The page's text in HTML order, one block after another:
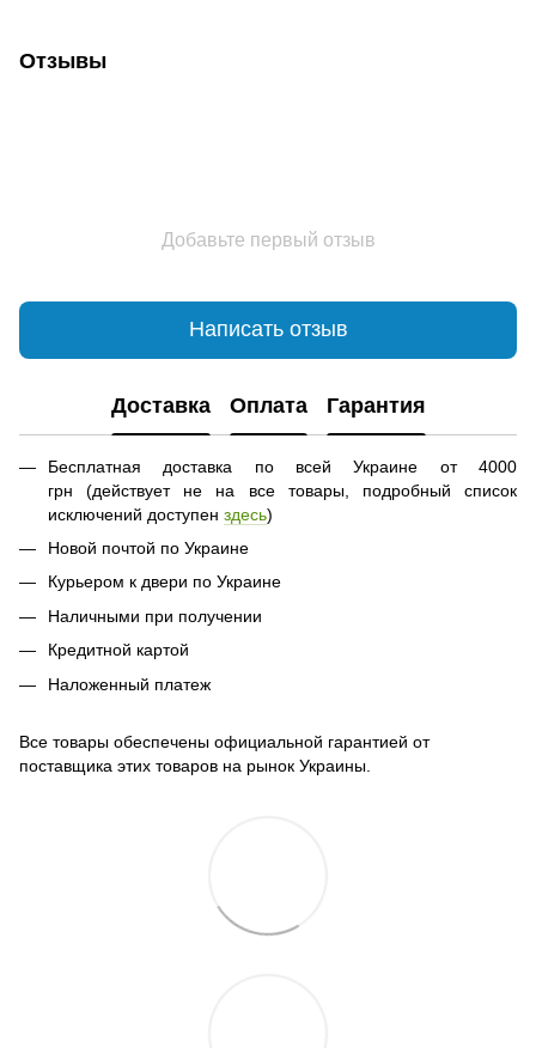
Отзывы
Добавьте первый отзыв
Написать отзыв
Доставка Оплата Гарантия
Бесплатная доставка по всей Украине от 4000
грн (действует не на все товары, подробный список
исключений доступен здесь)
Новой почтой по Украине
Курьером к двери по Украине
Наличными при получении
Кредитной картой
Наложенный платеж
Все товары обеспечены официальной гарантией от
поставщика этих товаров на рынок Украины.